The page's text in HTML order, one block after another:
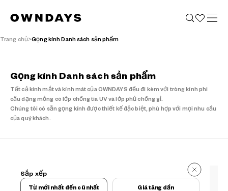
Trang chủ Gọng kính Danh sách sản phẩm
Gọng kính Danh sách sản phẩm
Tất cả kính mắt và kính mát của OWNDAYS đều đi kèm với tròng kính phi
cầu dạng mỏng có lớp chống tia UV và lớp phủ chống gỉ.
Chúng tôi có sẵn gọng kính được thiết kế đặc biệt, phù hợp với mọi nhu cầu
của quý khách.
803 kết quả
Sắp xếp
Từ mới nhất đến cũ nhất Giá tăng dần